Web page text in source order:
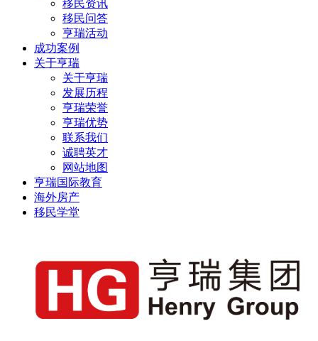
移民资讯
移民问答
亨瑞活动
成功案例
关于亨瑞
关于亨瑞
发展历程
亨瑞荣誉
亨瑞优势
联系我们
诚聘英才
网站地图
亨瑞国际教育
海外房产
移民学堂